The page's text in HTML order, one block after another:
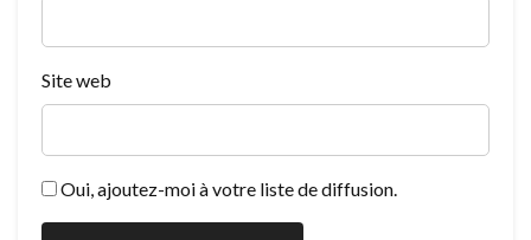
Site web
Oui, ajoutez-moi à votre liste de diffusion.